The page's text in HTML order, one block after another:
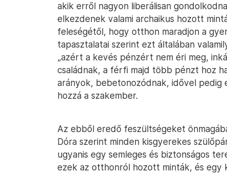
akik erről nagyon liberálisan
elkezdenek valami archaikus hozott
feleségétől, hogy otthon maradjon a
tapasztalatai szerint ezt általában
„azért a kevés pénzért nem éri meg,
családnak, a férfi majd több pénzt hoz
arányok, bebetonozódnak, idővel pedig
hozzá a szakember.
Az ebből eredő feszültségeket
Dóra szerint minden kisgyerekes
ugyanis egy semleges és biztonságos
ezek az otthonról hozott minták, és